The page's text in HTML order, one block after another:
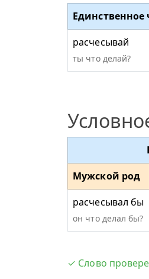
Единственное
расчесывай
ты что делай?
Мужской род
расчесывал бы
он что делал бы?
✓ Слово